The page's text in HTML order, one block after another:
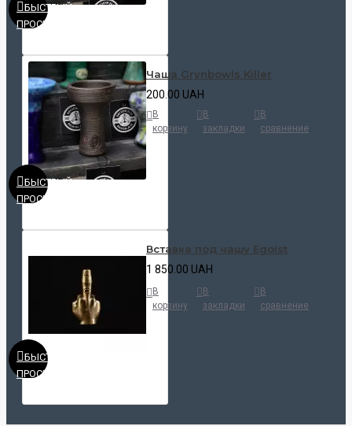
БЫСТРЫЙ
ПРОСМОТР
БЫСТРЫЙ
ПРОСМОТР
Чаша Grynbowls Killer
200.00 UAH
В
корзину
В
закладки
В
сравнение
БЫСТРЫЙ
ПРОСМОТР
Вставка под чашу Egoist
1 850.00 UAH
В
корзину
В
закладки
В
сравнение